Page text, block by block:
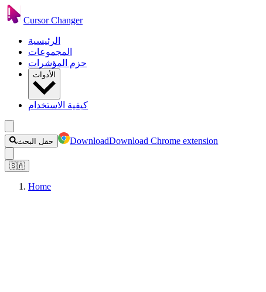
Cursor Changer
الرئيسية
المجموعات
حزم المؤشرات
الأدوات
كيفية الاستخدام
حقل البحث DownloadDownload Chrome extension
🇸🇦
Home